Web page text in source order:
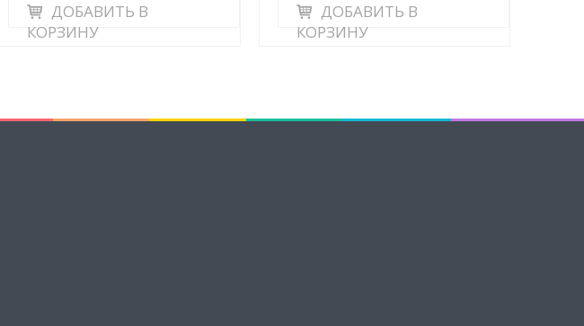
ДОБАВИТЬ В
КОРЗИНУ
ДОБАВИТЬ В
КОРЗИНУ